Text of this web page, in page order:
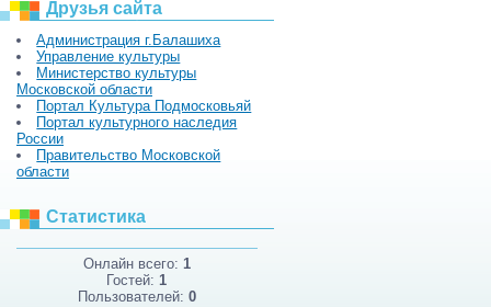
Друзья сайта
Администрация г.Балашиха
Управление культуры
Министерство культуры
Московской области
Портал Культура Подмосковьяй
Портал культурного наследия
России
Правительство Московской
области
Статистика
Онлайн всего: 1
Гостей:1
Пользователей: 0